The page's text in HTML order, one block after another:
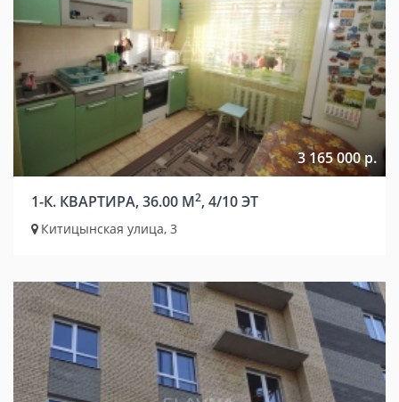
3 165 000 р.
1-К. КВАРТИРА, 36.00 М2, 4/10 ЭТ
Китицынская улица, 3